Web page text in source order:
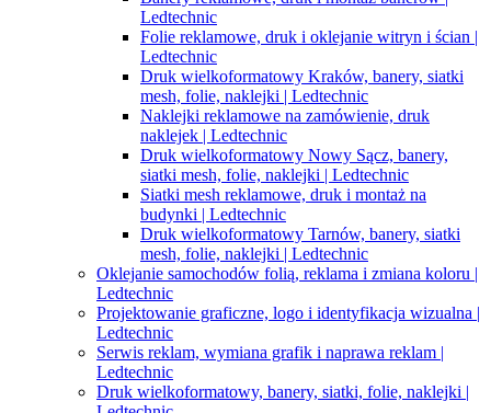
Ledtechnic
Folie reklamowe, druk i oklejanie witryn i ścian |
Ledtechnic
Druk wielkoformatowy Kraków, banery, siatki
mesh, folie, naklejki | Ledtechnic
Naklejki reklamowe na zamówienie, druk
naklejek | Ledtechnic
Druk wielkoformatowy Nowy Sącz, banery,
siatki mesh, folie, naklejki | Ledtechnic
Siatki mesh reklamowe, druk i montaż na
budynki | Ledtechnic
Druk wielkoformatowy Tarnów, banery, siatki
mesh, folie, naklejki | Ledtechnic
Oklejanie samochodów folią, reklama i zmiana koloru |
Ledtechnic
Projektowanie graficzne, logo i identyfikacja wizualna |
Ledtechnic
Serwis reklam, wymiana grafik i naprawa reklam |
Ledtechnic
Druk wielkoformatowy, banery, siatki, folie, naklejki |